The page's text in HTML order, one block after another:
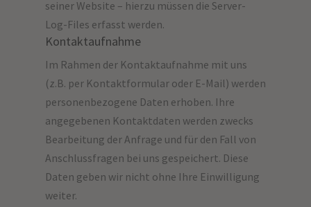
seiner Website – hierzu müssen die Server-
Log-Files erfasst werden.
Kontaktaufnahme
Im Rahmen der Kontaktaufnahme mit uns
(z.B. per Kontaktformular oder E-Mail) werden
personenbezogene Daten erhoben. Ihre
angegebenen Kontaktdaten werden zwecks
Bearbeitung der Anfrage und für den Fall von
Anschlussfragen bei uns gespeichert. Diese
Daten geben wir nicht ohne Ihre Einwilligung
weiter.